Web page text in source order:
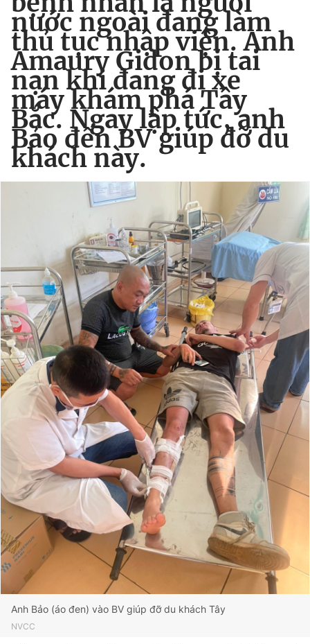
nước ngoài đang làm
thủ tục nhập viện. Anh
Amaury Gidon bị tai
nạn khi đang đi xe
máy khám phá Tây
Bắc. Ngay lập tức, anh
Bảo đến BV giúp đỡ du
khách này.
Anh Bảo (áo đen) vào BV giúp đỡ du khách Tây
NVCC